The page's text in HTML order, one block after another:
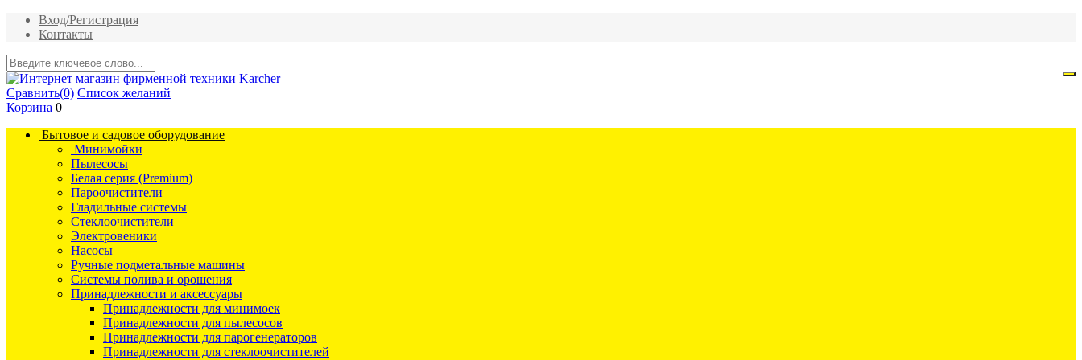
Вход/Регистрация
Контакты
Сравнить(0) Список желаний
Корзина 0
Бытовое и садовое оборудование
Минимойки
Пылесосы
Белая серия (Premium)
Пароочистители
Гладильные системы
Стеклоочистители
Электровеники
Насосы
Ручные подметальные машины
Системы полива и орошения
Принадлежности и аксессуары
Принадлежности для минимоек
Принадлежности для пылесосов
Принадлежности для парогенераторов
Принадлежности для стеклоочистителей